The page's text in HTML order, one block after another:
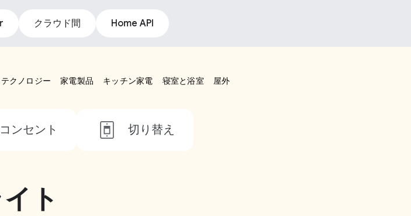
クラウド間 Home API
クノロジー 家電製品 キッチン家電 寝室と浴室 屋外
コンセント 切り替え
ト